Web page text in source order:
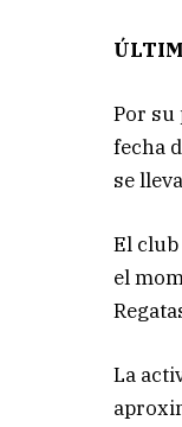
Por su
fecha
se
El
el
La